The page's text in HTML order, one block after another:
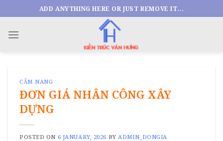
to
content
ADD ANYTHING HERE OR JUST REMOVE IT...
CẨM NANG
ĐƠN GIÁ NHÂN CÔNG XÂY
DỰNG
POSTED ON 6 JANUARY, 2026 BY ADMIN_DONGIA